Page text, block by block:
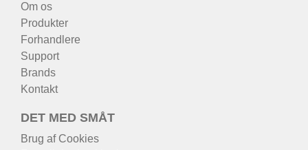
Om os
Produkter
Forhandlere
Support
Brands
Kontakt
DET MED SMÅT
Brug af Cookies